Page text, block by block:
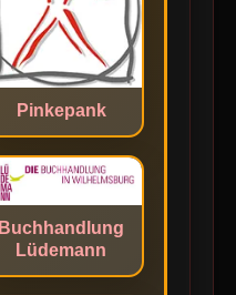
Pinkepank
Buchhandlung
Lüdemann